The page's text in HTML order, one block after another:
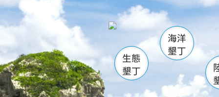
龜山 海生館
恆春
龍鑾潭自
瓊麻館
關山
白砂
生態
墾丁
海洋
墾丁